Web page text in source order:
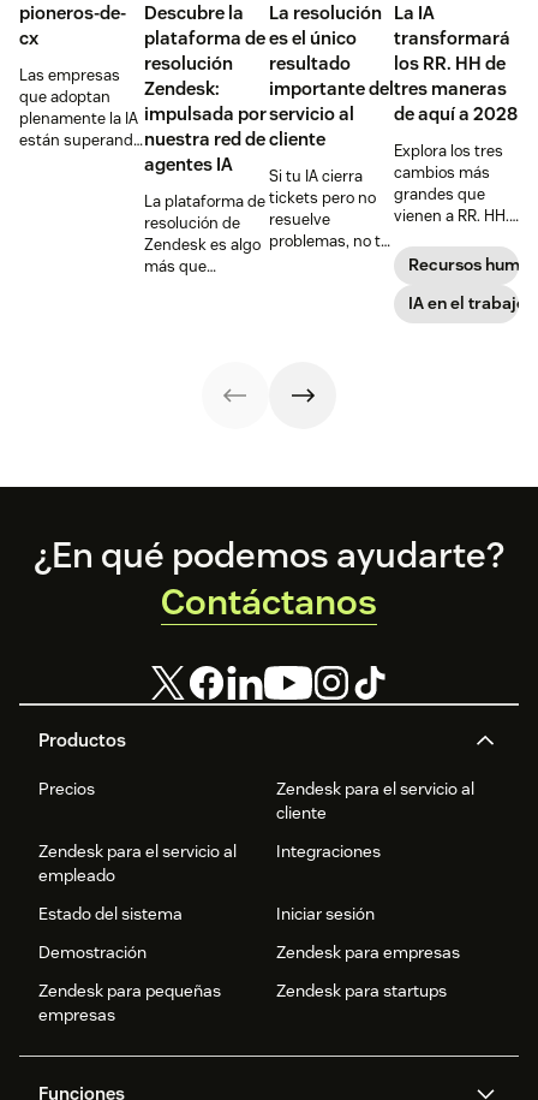
pioneros-de-
cx
Las empresas
que adoptan
plenamente la IA
están superando
Descubre la
plataforma de
resolución
Zendesk:
impulsada por
nuestra red de
agentes IA
La plataforma de
resolución de
Zendesk es algo
más que
La resolución
es el único
resultado
importante del
servicio al
cliente
Si tu IA cierra
tickets pero no
resuelve
problemas, no te
La IA
transformará
los RR. HH de
tres maneras
de aquí a 2028
Explora los tres
cambios más
grandes que
vienen a RR. HH.
adelantarte a
ellos.
Recursos
IA en el trabajo
Footer
Productos
Precios
Zendesk para el servicio al
cliente
Zendesk para el servicio al
empleado
Integraciones
Estado del sistema
Iniciar sesión
Demostración
Zendesk para empresas
Zendesk para pequeñas
empresas
Zendesk para startups
Funciones
¿En qué podemos ayudarte?
Contáctanos